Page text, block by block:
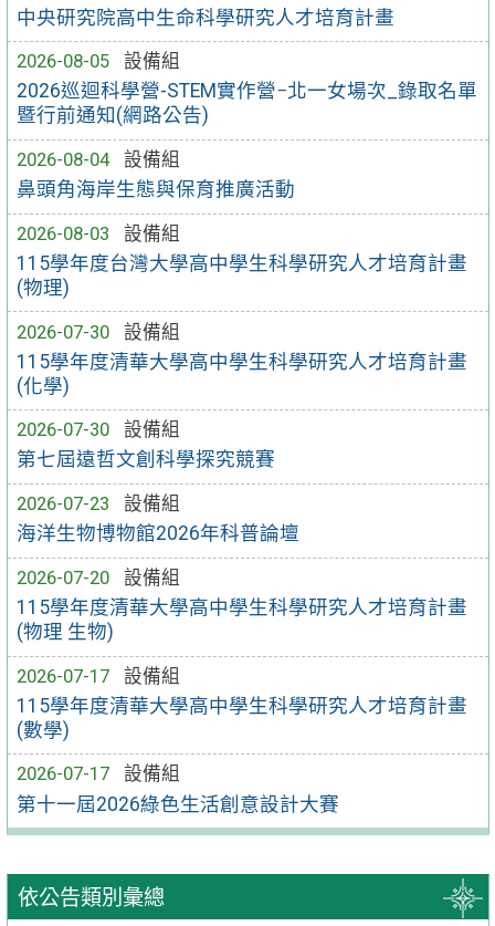
中央研究院高中生命科學研究人才培育計畫
2026-08-05
設備組
2026巡迴科學營-STEM實作營−北一女場次_錄取名單
暨行前通知(網路公告)
2026-08-04
設備組
鼻頭角海岸生態與保育推廣活動
2026-08-03
設備組
115學年度台灣大學高中學生科學研究人才培育計畫
(物理)
2026-07-30
設備組
115學年度清華大學高中學生科學研究人才培育計畫
(化學)
2026-07-30
設備組
第七屆遠哲文創科學探究競賽
2026-07-23
設備組
海洋生物博物館2026年科普論壇
2026-07-20
設備組
115學年度清華大學高中學生科學研究人才培育計畫
(物理 生物)
2026-07-17
設備組
115學年度清華大學高中學生科學研究人才培育計畫
(數學)
2026-07-17
設備組
第十一屆2026綠色生活創意設計大賽
依公告類別彙總